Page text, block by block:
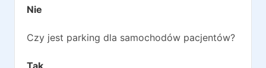
Nie
Czy jest parking dla samochodów pacjentów?
Tak